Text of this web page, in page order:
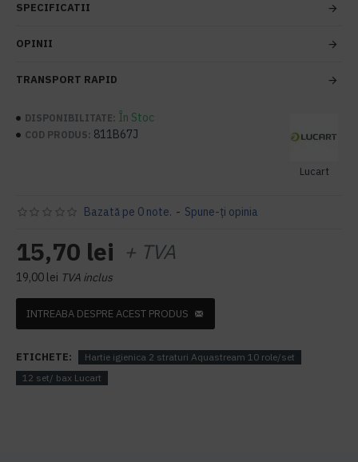
SPECIFICATII
OPINII
TRANSPORT RAPID
DISPONIBILITATE: În Stoc
COD PRODUS: 811B67J
Lucart
Bazată pe 0 note. - Spune-ţi opinia
15,70 lei + TVA
19,00 lei TVA inclus
INTREABA DESPRE ACEST PRODUS
ETICHETE:
Hartie igienica 2 straturi Aquastream 10 role/set
12 set/ bax Lucart